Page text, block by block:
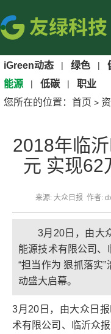
iGreen动态 | 绿色 |
能源 | 低碳 |
职业
您所在的位置： 首页 >
2018年临
元 实现62
来源: 大众日报 作者:
3月20日，由大
能源技术有限公司、
“担当作为 狠抓落实
动盛大启幕。
3月20日，由大众日
术有限公司、临沂众